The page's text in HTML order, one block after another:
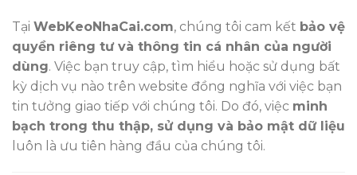
Tại WebKeoNhaCai.com, chúng tôi cam kết bảo vệ
quyền riêng tư và thông tin cá nhân của người
dùng. Việc bạn truy cập, tìm hiểu hoặc sử dụng bất
kỳ dịch vụ nào trên website đồng nghĩa với việc bạn
tin tưởng giao tiếp với chúng tôi. Do đó, việc minh
bạch trong thu thập, sử dụng và bảo mật dữ liệu
luôn là ưu tiên hàng đầu của chúng tôi.